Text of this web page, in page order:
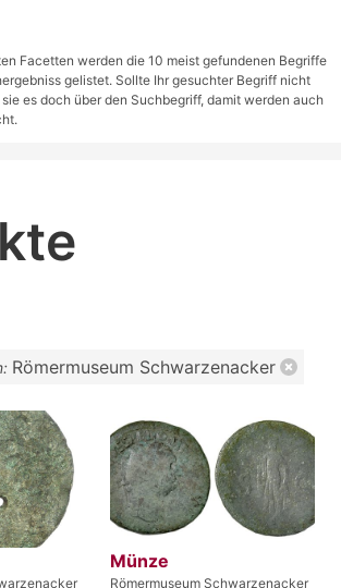
Facetten werden die 10 meist gefundenen Begriffe
gelistet. Sollte Ihr gesuchter Begriff nicht
es doch über den Suchbegriff, damit werden auch
Römermuseum Schwarzenacker
Münze
Römermuseum Schwarzenacker